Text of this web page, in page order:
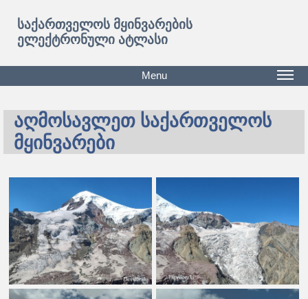
საქართველოს მყინვარების
ელექტრონული ატლასი
Menu
აღმოსავლეთ საქართველოს
მყინვარები